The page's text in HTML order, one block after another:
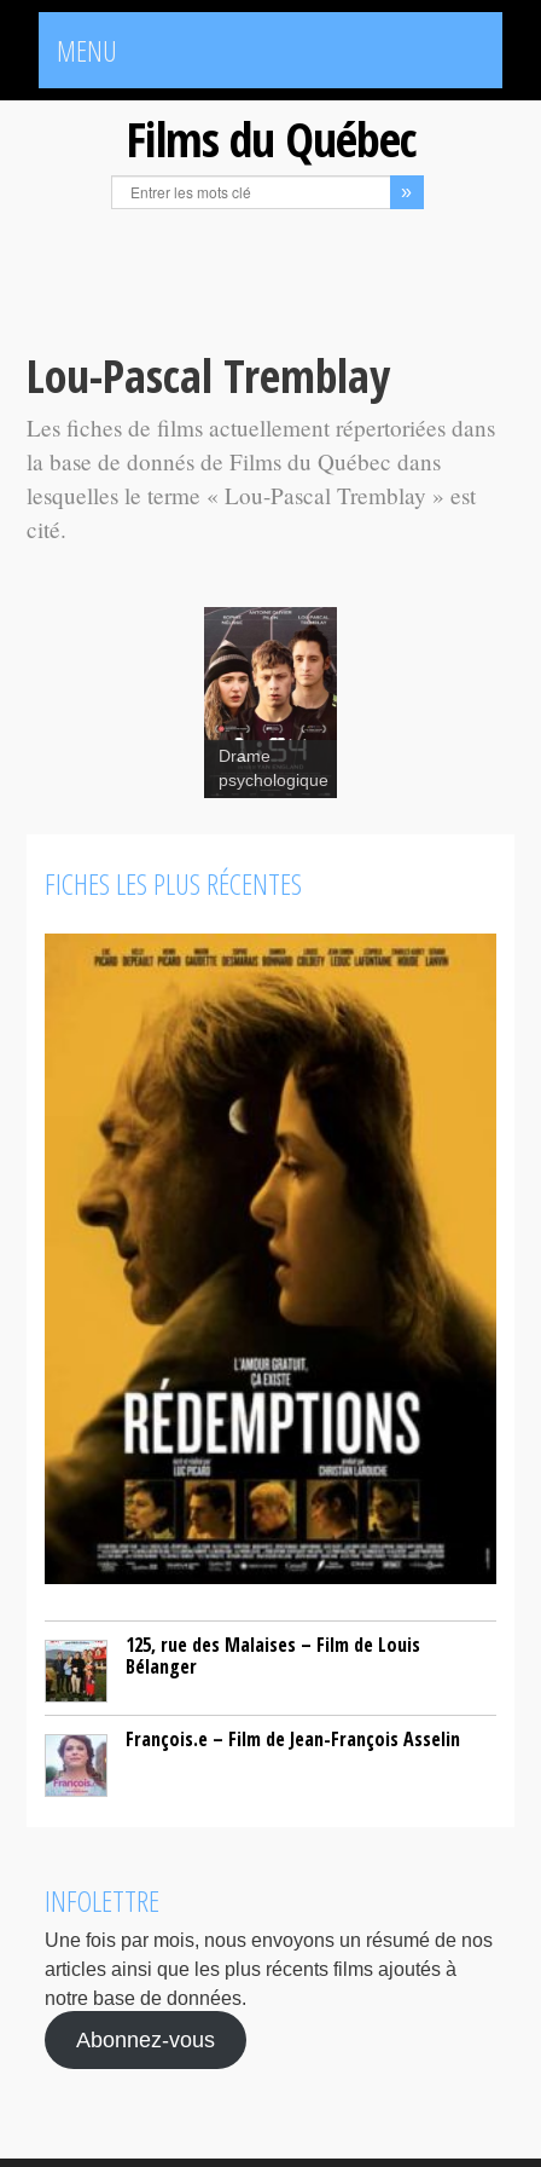
MENU
Films du Québec
Lou-Pascal Tremblay
Les fiches de films actuellement répertoriées dans
la base de donnés de Films du Québec dans
lesquelles le terme « Lou-Pascal Tremblay » est
cité.
Drame
psychologique
FICHES LES PLUS RÉCENTES
125, rue des Malaises – Film de Louis
Bélanger
François.e – Film de Jean-François Asselin
INFOLETTRE
Une fois par mois, nous envoyons un résumé de nos
articles ainsi que les plus récents films ajoutés à
notre base de données.
Abonnez-vous